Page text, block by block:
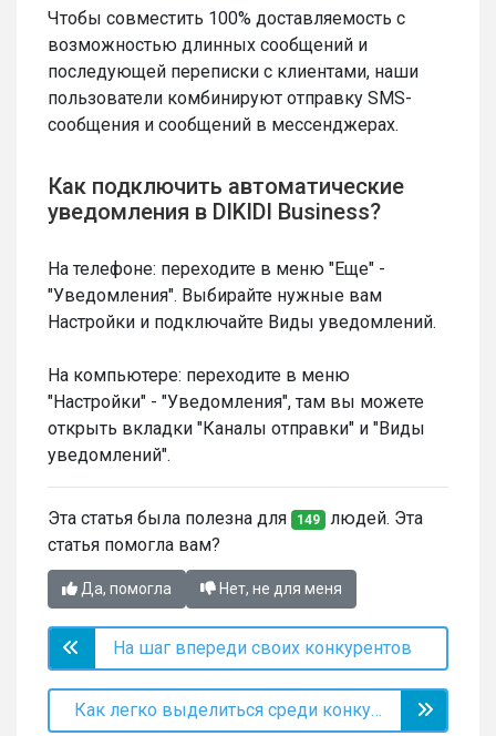
Чтобы совместить 100% доставляемость с
возможностью длинных сообщений и
последующей переписки с клиентами, наши
пользователи комбинируют отправку SMS-
сообщения и сообщений в мессенджерах.
Как подключить автоматические
уведомления в DIKIDI Business?
На телефоне: переходите в меню "Еще" -
"Уведомления". Выбирайте нужные вам
Настройки и подключайте Виды уведомлений.
На компьютере: переходите в меню
"Настройки" - "Уведомления", там вы можете
открыть вкладки "Каналы отправки" и "Виды
уведомлений".
Эта статья была полезна для 149 людей. Эта
статья помогла вам?
Да, помогла Нет, не для меня
На шаг впереди своих конкурентов
Как легко выделиться среди конкурентов?